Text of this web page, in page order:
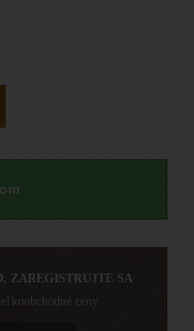
ZAREGISTRUJTE SA
ceny